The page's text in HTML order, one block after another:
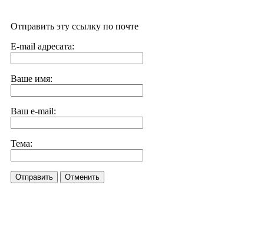
Отправить эту ссылку по почте
E-mail адресата:
Ваше имя:
Ваш e-mail:
Тема:
Отправить Отменить